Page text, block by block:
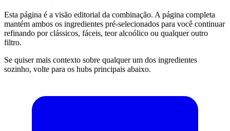
Esta página é a visão editorial da combinação. A página completa
mantém ambos os ingredientes pré-selecionados para você continuar
refinando por clássicos, fáceis, teor alcoólico ou qualquer outro
filtro.
Se quiser mais contexto sobre qualquer um dos ingredientes
sozinho, volte para os hubs principais abaixo.